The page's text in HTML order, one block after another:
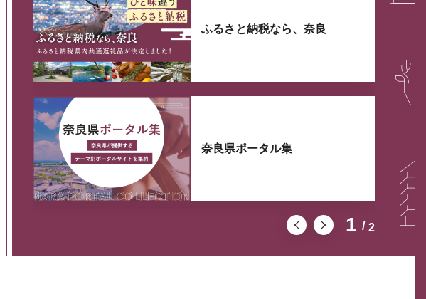
1 2
ふるさと納税なら、奈良
奈良県ポータル集